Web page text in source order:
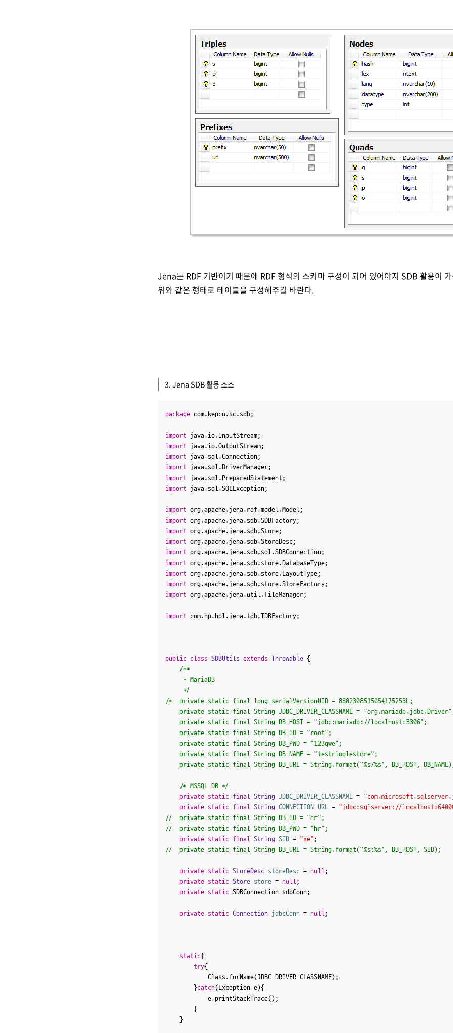
Jena는 RDF 기반이기 때문에 RDF 형식의 스키마 구성이 되어 있어야지 SDB 활용이
위와 같은 형태로 테이블을 구성해주길 바란다.
3. Jena SDB 활용 소스
package com.kepco.sc.sdb;
import
import
import
import
import
import java.sql.SQLException;
import
import
import
import
import
import
import
import
import org.apache.jena.util.FileManager;
import com.hp.hpl.jena.tdb.TDBFactory;
public class SDBUtils extends Throwable {
/**
	 */
/*	private static final long serialVersionUID = 8802308515054175253L;
private static final String DB_URL = String.format("%s/%s", DB_HOST,
/* MSSQL DB */
private static final String JDBC_DRIVER_CLASSNAME =
private static final String CONNECTION_URL = "jdbc:sqlserver://
//	private static final String DB_ID = "hr";
//	private static final String DB_PWD = "hr";
private static final String SID = "xe"
//	private static final String DB_URL = String.format("%s:%s", DB_HOST, SID);
private static StoreDesc storeDesc = null;
private static Store store = null;
private static SDBConnection sdbConn;
private static Connection jdbcConn = null;
static{
try{
		}
catch(Exception e){